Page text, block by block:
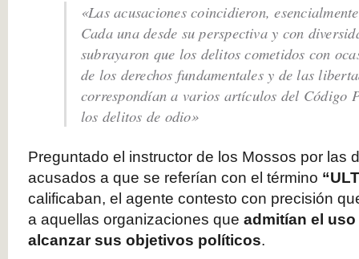
«Las acusaciones coincidieron,
Cada una desde su perspectiva y con
subrayaron que los delitos cometidos con
de los derechos fundamentales y de las
correspondían a varios artículos del Código
los delitos de odio»
Preguntado el instructor de los Mossos por las
acusados a que se referían con el término
calificaban, el agente contesto con precisión
a aquellas organizaciones que admitían el
alcanzar sus objetivos políticos.